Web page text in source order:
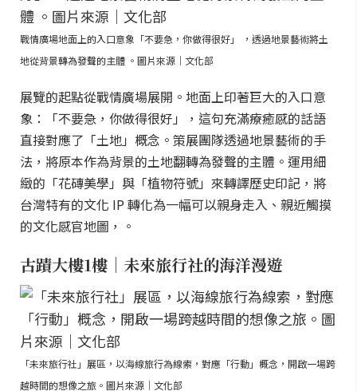
戰情廣場地面上的入口意象「不要急，你做得很好」 ，透過地景藝術將土
地從背景轉為發聲的主體 。圖片來源｜文化部
展覽的起點從戰情廣場展開。地面上印著巨大的入口意
象：「不要急，你做得很好」，這句充滿療癒感的話語
直接對應了「土地」概念。策展團隊透過地景藝術的手
法，將原本作為背景的土地翻轉為發聲的主體。運用細
緻的「花磚美學」與「植物符號」來轉譯歷史印記，將
台灣特有的文化 IP 轉化為一幅可以親身走入、親近觸摸
的文化感官地圖，。
古蹟大樓1樓｜未來旅行社的海洋漫遊
「未來旅行社」展區，以海線旅行為線索，對應「行動」概念，開啟一場跨
越時間的想像之旅。圖片來源｜文化部